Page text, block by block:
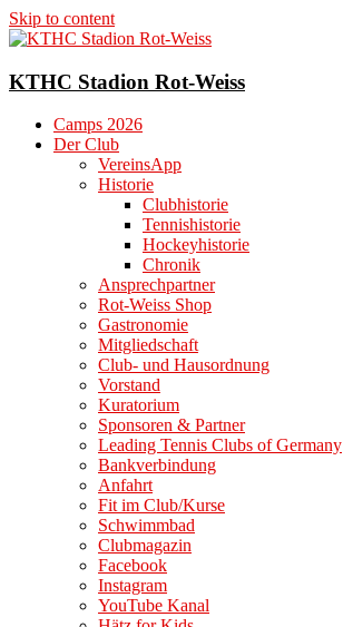
Skip to content
KTHC Stadion Rot-Weiss
Camps 2026
Der Club
VereinsApp
Historie
Clubhistorie
Tennishistorie
Hockeyhistorie
Chronik
Ansprechpartner
Rot-Weiss Shop
Gastronomie
Mitgliedschaft
Club- und Hausordnung
Vorstand
Kuratorium
Sponsoren & Partner
Leading Tennis Clubs of Germany
Bankverbindung
Anfahrt
Fit im Club/Kurse
Schwimmbad
Clubmagazin
Facebook
Instagram
YouTube Kanal